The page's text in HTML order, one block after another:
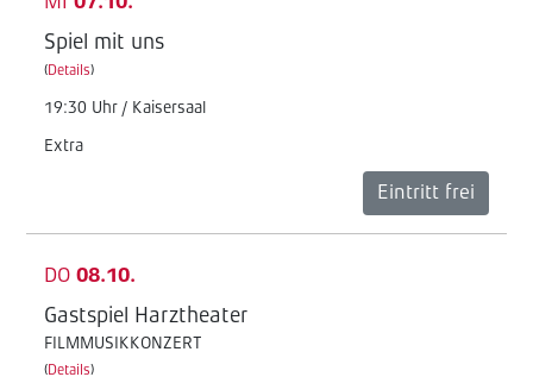
Spiel mit uns
(Details)
19:30 Uhr / Kaisersaal
Extra
Eintritt frei
DO 08.10.
Gastspiel Harztheater
FILMMUSIKKONZERT
(Details)